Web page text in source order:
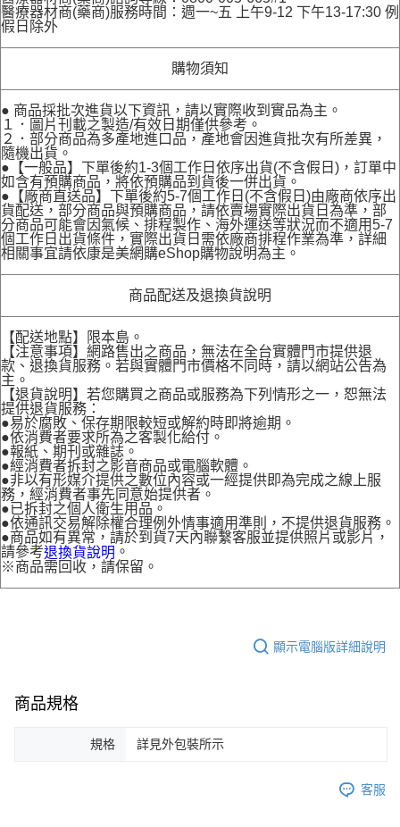
醫療器材商(藥商)服務時間：週一~五 上午9-12 下午13-17:30 例
假日除外
購物須知
● 商品採批次進貨以下資訊，請以實際收到實品為主。
１．圖片刊載之製造/有效日期僅供參考。
２．部分商品為多產地進口品，產地會因進貨批次有所差異，
隨機出貨。
●【一般品】下單後約1-3個工作日依序出貨(不含假日)，訂單中
如含有預購商品，將依預購品到貨後一併出貨。
●【廠商直送品】下單後約5-7個工作日(不含假日)由廠商依序出
貨配送，部分商品與預購商品，請依賣場實際出貨日為準，部
分商品可能會因氣候、排程製作、海外運送等狀況而不適用5-7
個工作日出貨條件，實際出貨日需依廠商排程作業為準，詳細
相關事宜請依康是美網購eShop購物說明為主。
商品配送及退換貨說明
【配送地點】限本島。
【注意事項】網路售出之商品，無法在全台實體門市提供退
款、退換貨服務。若與實體門市價格不同時，請以網站公告為
主。
【退貨說明】若您購買之商品或服務為下列情形之一，恕無法
提供退貨服務：
●易於腐敗、保存期限較短或解約時即將逾期。
●依消費者要求所為之客製化給付。
●報紙、期刊或雜誌。
●經消費者拆封之影音商品或電腦軟體。
●非以有形媒介提供之數位內容或一經提供即為完成之線上服
務，經消費者事先同意始提供者。
●已拆封之個人衛生用品。
●依通訊交易解除權合理例外情事適用準則，不提供退貨服務。
●商品如有異常，請於到貨7天內聯繫客服並提供照片或影片，
請參考退換貨說明 。
※商品需回收，請保留。
顯示電腦版詳細說明
商品規格
規格 詳見外包裝所示
客服